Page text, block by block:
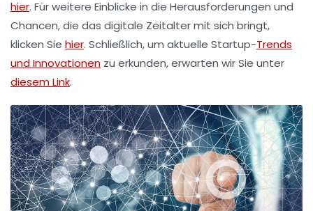
hier. Für weitere Einblicke in die Herausforderungen und
Chancen, die das digitale Zeitalter mit sich bringt,
klicken Sie hier. Schließlich, um aktuelle Startup-Trends
und Innovationen zu erkunden, erwarten wir Sie unter
diesem Link.